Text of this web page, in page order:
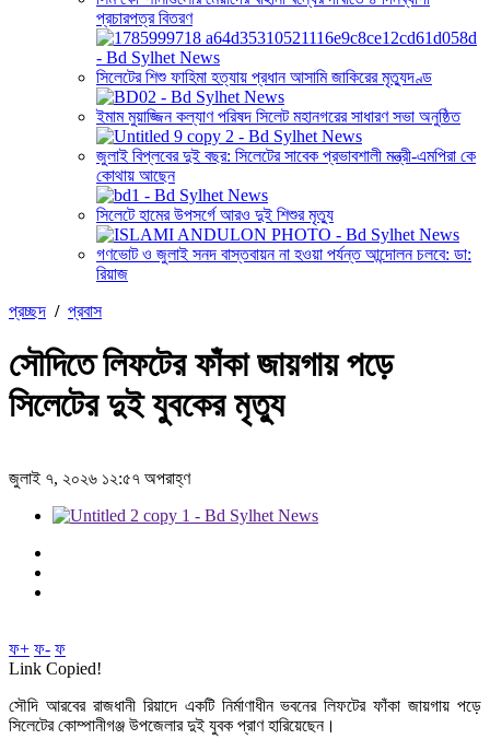
প্রচারপত্র বিতরণ
সিলেটের শিশু ফাহিমা হত্যায় প্রধান আসামি জাকিরের মৃত্যুদণ্ড
ইমাম মুয়াজ্জিন কল্যাণ পরিষদ সিলেট মহানগরের সাধারণ সভা অনুষ্ঠিত
জুলাই বিপ্লবের দুই বছর: সিলেটের সাবেক প্রভাবশালী মন্ত্রী-এমপিরা কে
কোথায় আছেন
সিলেটে হামের উপসর্গে আরও দুই শিশুর মৃত্যু
গণভোট ও জুলাই সনদ বাস্তবায়ন না হওয়া পর্যন্ত আন্দোলন চলবে: ডা:
রিয়াজ
প্রচ্ছদ / প্রবাস
সৌদিতে লিফটের ফাঁকা জায়গায় পড়ে
সিলেটের দুই যুবকের মৃত্যু
জুলাই ৭, ২০২৬ ১২:৫৭ অপরাহ্ণ
ফ+ ফ- ফ
Link Copied!
সৌদি আরবের রাজধানী রিয়াদে একটি নির্মাণাধীন ভবনের লিফটের ফাঁকা জায়গায় পড়ে
সিলেটের কোম্পানীগঞ্জ উপজেলার দুই যুবক প্রাণ হারিয়েছেন।